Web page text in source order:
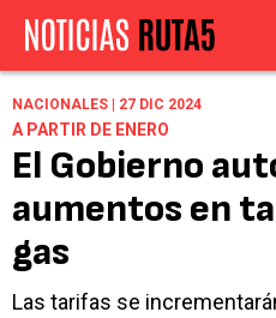
NACIONALES | 27 DIC 2024
A PARTIR DE ENERO
El Gobierno
aumentos en
gas
Las tarifas se